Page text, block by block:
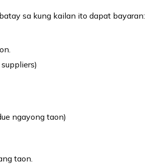
sa kung kailan ito dapat bayaran:
ngayong taon)
taon.